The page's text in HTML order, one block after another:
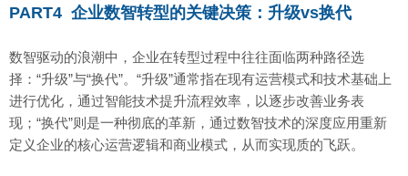
PART4 企业数智转型的关键决策：升级vs换代
数智驱动的浪潮中，企业在转型过程中往往面临两种路径选
择：“升级”与“换代”。“升级”通常指在现有运营模式和技术基础上
进行优化，通过智能技术提升流程效率，以逐步改善业务表
现；“换代”则是一种彻底的革新，通过数智技术的深度应用重新
定义企业的核心运营逻辑和商业模式，从而实现质的飞跃。